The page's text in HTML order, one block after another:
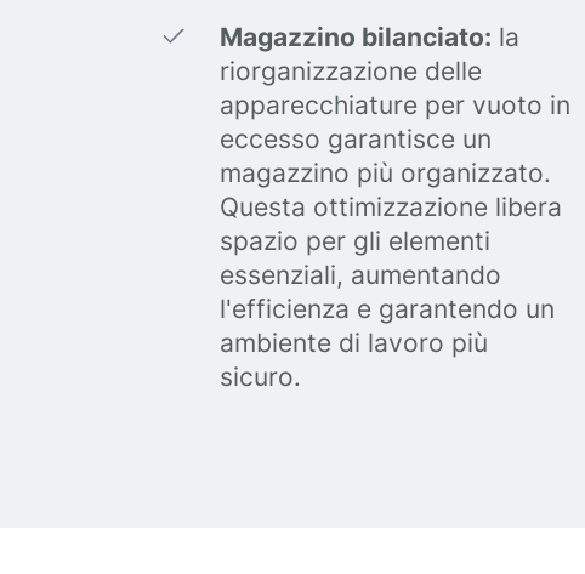
Magazzino bilanciato: la
riorganizzazione delle
apparecchiature per vuoto in
eccesso garantisce un
magazzino più organizzato.
Questa ottimizzazione libera
spazio per gli elementi
essenziali, aumentando
l'efficienza e garantendo un
ambiente di lavoro più
sicuro.